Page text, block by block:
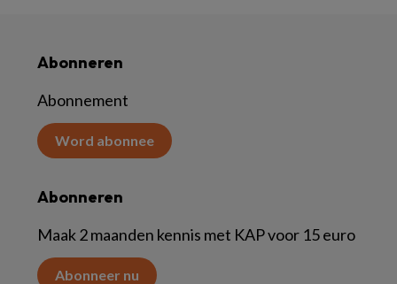
Abonneren
Abonnement
Word abonnee
Abonneren
Maak 2 maanden kennis met KAP voor 15 euro
Abonneer nu